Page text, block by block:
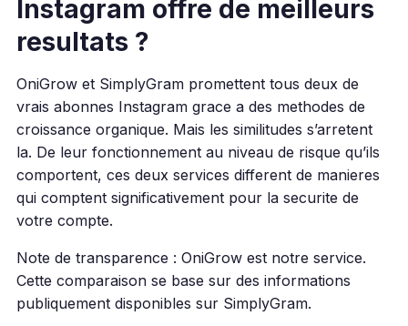
Instagram offre de meilleurs
resultats ?
OniGrow et SimplyGram promettent tous deux de
vrais abonnes Instagram grace a des methodes de
croissance organique. Mais les similitudes s’arretent
la. De leur fonctionnement au niveau de risque qu’ils
comportent, ces deux services different de manieres
qui comptent significativement pour la securite de
votre compte.
Note de transparence : OniGrow est notre service.
Cette comparaison se base sur des informations
publiquement disponibles sur SimplyGram.